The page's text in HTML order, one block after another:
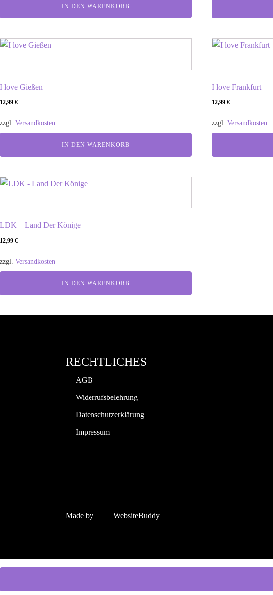
IN DEN WARENKORB
I love Gießen
12,99 €
zzgl. Versandkosten
IN DEN WARENKORB
I love Frankfurt
12,99 €
zzgl. Versandkosten
LDK – Land Der Könige
12,99 €
zzgl. Versandkosten
IN DEN WARENKORB
RECHTLICHES
AGB
Widerrufsbelehrung
Datenschutzerklärung
Impressum
Made by WebsiteBuddy